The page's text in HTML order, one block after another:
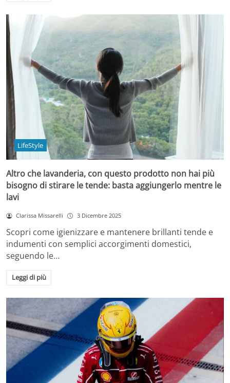
LifeStyle
Altro che lavanderia, con questo prodotto non hai più
bisogno di stirare le tende: basta aggiungerlo mentre le
lavi
Clarissa Missarelli 3 Dicembre 2025
Scopri come igienizzare e mantenere brillanti tende e
indumenti con semplici accorgimenti domestici,
seguendo le…
Leggi di più